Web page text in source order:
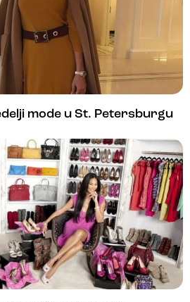
mode u St. Petersburgu